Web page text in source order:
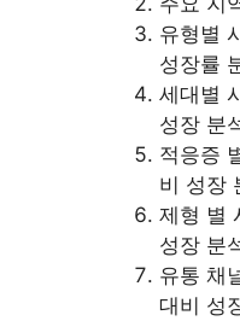
유형별
성장률
세대별
성장 분
적응증
비 성장
제형 별
성장 분
유통 채
대비 성